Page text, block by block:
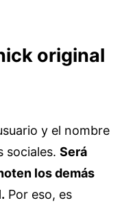
original
y el nombre
sociales. Será
los demás
Por eso, es